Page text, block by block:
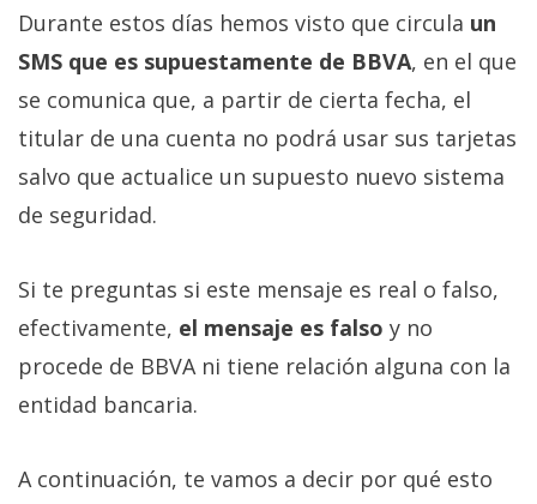
Durante estos días hemos visto que circula un
SMS que es supuestamente de BBVA, en el que
se comunica que, a partir de cierta fecha, el
titular de una cuenta no podrá usar sus tarjetas
salvo que actualice un supuesto nuevo sistema
de seguridad.
Si te preguntas si este mensaje es real o falso,
efectivamente, el mensaje es falso y no
procede de BBVA ni tiene relación alguna con la
entidad bancaria.
A continuación, te vamos a decir por qué esto